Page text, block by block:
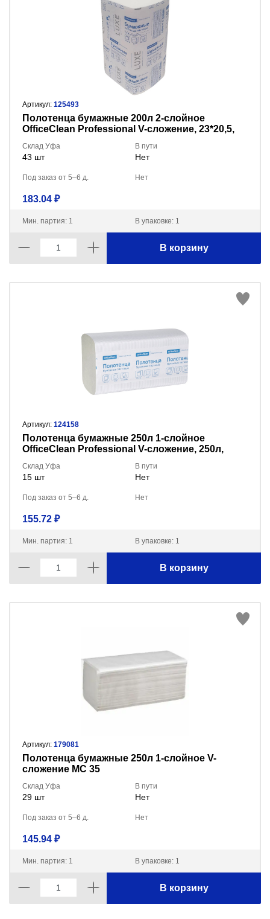
Артикул: 125493
Полотенца бумажные 200л 2-слойное
OfficeClean Professional V-сложение, 23*20,5,
Склад Уфа
43 шт
В пути
Нет
Под заказ от 5–6 д. Нет
183.04 ₽
Мин. партия: 1 В упаковке: 1
В корзину
Артикул: 124158
Полотенца бумажные 250л 1-слойное
OfficeClean Professional V-сложение, 250л,
Склад Уфа
15 шт
В пути
Нет
Под заказ от 5–6 д. Нет
155.72 ₽
Мин. партия: 1 В упаковке: 1
В корзину
Артикул: 179081
Полотенца бумажные 250л 1-слойное V-
сложение МС 35
Склад Уфа
29 шт
В пути
Нет
Под заказ от 5–6 д. Нет
145.94 ₽
Мин. партия: 1 В упаковке: 1
В корзину